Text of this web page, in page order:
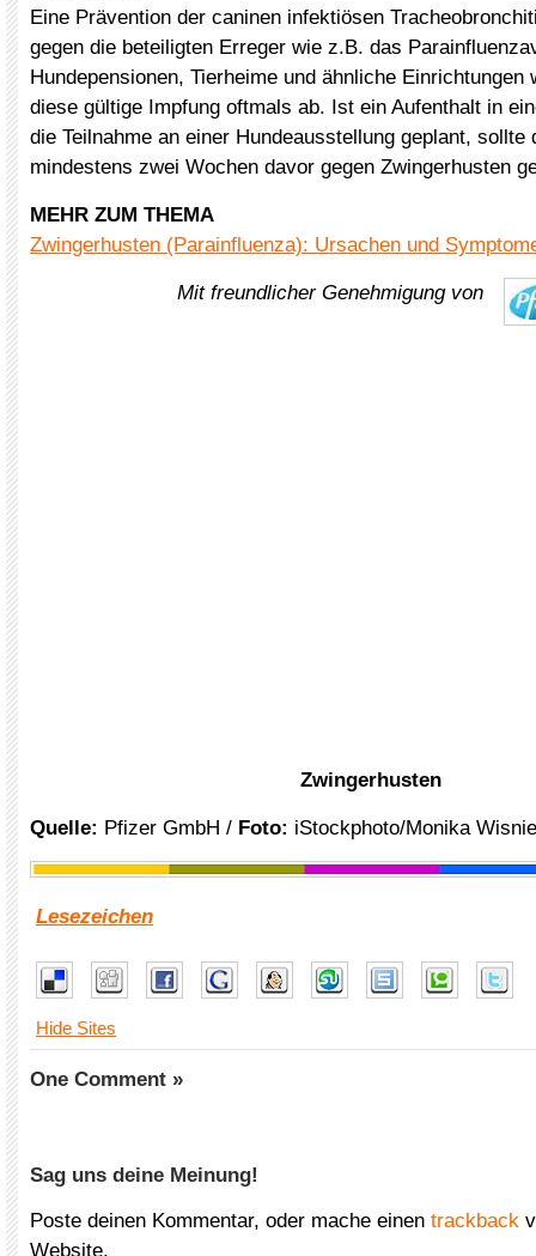
Eine Prävention der caninen infektiösen
gegen die beteiligten Erreger wie z.B. das
Hundepensionen, Tierheime und ähnliche Einrichtungen
diese gültige Impfung oftmals ab. Ist ein Aufenthalt in
die Teilnahme an einer Hundeausstellung geplant, sollte
mindestens zwei Wochen davor gegen Zwingerhusten
MEHR ZUM THEMA
Zwingerhusten (Parainfluenza): Ursachen und
Mit freundlicher Genehmigung von
Zwingerhusten
Quelle: Pfizer GmbH / Foto: iStockphoto/Monika
Lesezeichen
Hide Sites
One Comment »
Sag uns deine Meinung!
Poste deinen Kommentar, oder mache einen trackback
Website.